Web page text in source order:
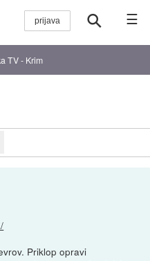
☰
TV - Krim
Priklop opravi